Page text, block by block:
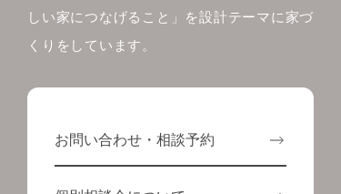
しい家につなげること」を設計テーマに家づ
くりをしています。
お問い合わせ・相談予約